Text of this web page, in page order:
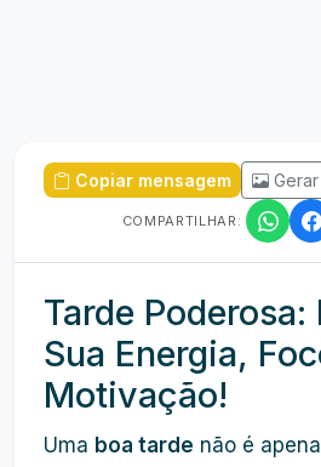
Copiar mensagem
COMPARTILHAR:
Tarde Poderosa:
Sua Energia,
Motivação!
Uma boa tarde não é